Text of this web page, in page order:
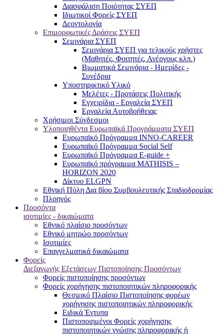
Διασφάλιση Ποιότητας ΣΥΕΠ
Ιδιωτικοί Φορείς ΣΥΕΠ
Δεοντολογία
Επιμορφωτικές Δράσεις ΣΥΕΠ
Σεμινάρια ΣΥΕΠ
Σεμινάρια ΣΥΕΠ για τελικούς χρήστες
(Μαθητές, Φοιτητές, Ανέργους κλπ.)
Βιωματικά Σεμινάρια - Ημερίδες -
Συνέδρια
Υποστηρικτικό Υλικό
Μελέτες - Προτάσεις Πολιτικής
Εγχειρίδια - Εργαλεία ΣΥΕΠ
Εργαλεία Αυτοβοήθειας
Χρήσιμοι Σύνδεσμοι
Υλοποιηθέντα Ευρωπαϊκά Προγράμματα ΣΥΕΠ
Ευρωπαϊκό Πρόγραμμα INNO-CAREER
Ευρωπαϊκό Πρόγραμμα Social Self
Ευρωπαϊκό Πρόγραμμα E-guide +
Ευρωπαϊκό πρόγραμμα MATHISIS –
HORIZON 2020
Δίκτυο ELGPN
Εθνική Πύλη Δια βίου Συμβουλευτικής Σταδιοδρομίας
Πλοηγός
Προσόντα
ισοτιμίες - δικαιώματα
Εθνικό πλαίσιο προσόντων
Εθνικό μητρώο προσόντων
Ισοτιμίες
Επαγγελματικά δικαιώματα
Φορείς
Διεξαγωγής Εξετάσεων Πιστοποίησης Προσόντων
Φορείς πιστοποίησης προσόντων
Φορείς χορήγησης πιστοποιητικών πληροφορικής
Θεσμικό Πλαίσιο Πιστοποίησης φορέων
χορήγησης πιστοποιητικών πληροφορικής
Ειδικά Έντυπα
Πιστοποιημένοι Φορείς χορήγησης
πιστοποιητικών γνώσης πληροφορικής ή